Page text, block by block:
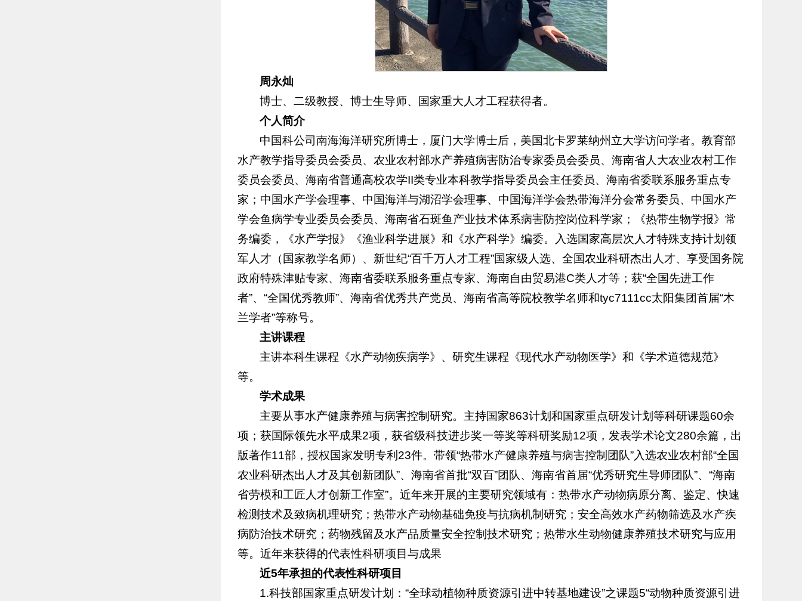
周永灿
博士、二级教授、博士生导师、国家重大人才工程获得者。
个人简介
中国科公司南海海洋研究所博士，厦门大学博士后，美国北卡罗莱纳州立大学访问学者。教育部
水产教学指导委员会委员、农业农村部水产养殖病害防治专家委员会委员、海南省人大农业农村工作
委员会委员、海南省普通高校农学II类专业本科教学指导委员会主任委员、海南省委联系服务重点专
家；中国水产学会理事、中国海洋与湖沼学会理事、中国海洋学会热带海洋分会常务委员、中国水产
学会鱼病学专业委员会委员、海南省石斑鱼产业技术体系病害防控岗位科学家；《热带生物学报》常
务编委，《水产学报》《渔业科学进展》和《水产科学》编委。入选国家高层次人才特殊支持计划领
军人才（国家教学名师）、新世纪“百千万人才工程”国家级人选、全国农业科研杰出人才、享受国务院
政府特殊津贴专家、海南省委联系服务重点专家、海南自由贸易港C类人才等；获“全国先进工作
者”、“全国优秀教师”、海南省优秀共产党员、海南省高等院校教学名师和tyc7111cc太阳集团首届“木
兰学者”等称号。
主讲课程
主讲本科生课程《水产动物疾病学》、研究生课程《现代水产动物医学》和《学术道德规范》
等。
学术成果
主要从事水产健康养殖与病害控制研究。主持国家863计划和国家重点研发计划等科研课题60余
项；获国际领先水平成果2项，获省级科技进步奖一等奖等科研奖励12项，发表学术论文280余篇，出
版著作11部，授权国家发明专利23件。带领“热带水产健康养殖与病害控制团队”入选农业农村部“全国
农业科研杰出人才及其创新团队”、海南省首批“双百”团队、海南省首届“优秀研究生导师团队”、“海南
省劳模和工匠人才创新工作室”。近年来开展的主要研究领域有：热带水产动物病原分离、鉴定、快速
检测技术及致病机理研究；热带水产动物基础免疫与抗病机制研究；安全高效水产药物筛选及水产疾
病防治技术研究；药物残留及水产品质量安全控制技术研究；热带水生动物健康养殖技术研究与应用
等。近年来获得的代表性科研项目与成果
近5年承担的代表性科研项目
1.科技部国家重点研发计划：“全球动植物种质资源引进中转基地建设”之课题5“动物种质资源引进